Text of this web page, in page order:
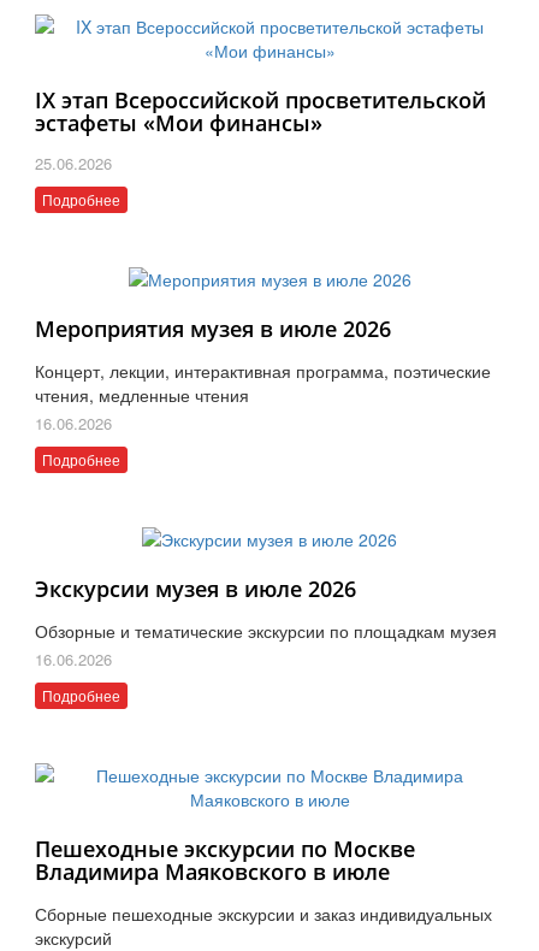
IX этап Всероссийской просветительской
эстафеты «Мои финансы»
25.06.2026
Подробнее
Мероприятия музея в июле 2026
Концерт, лекции, интерактивная программа, поэтические
чтения, медленные чтения
16.06.2026
Подробнее
Экскурсии музея в июле 2026
Обзорные и тематические экскурсии по площадкам музея
16.06.2026
Подробнее
Пешеходные экскурсии по Москве
Владимира Маяковского в июле
Сборные пешеходные экскурсии и заказ индивидуальных
экскурсий